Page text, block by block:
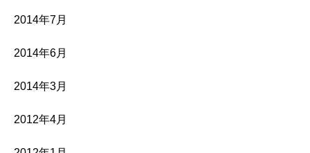
2014年7月
2014年6月
2014年3月
2012年4月